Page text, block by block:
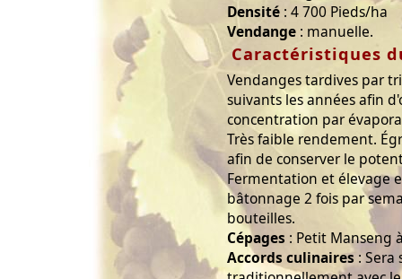
Densité : 4 700 Pieds/ha
Vendange : manuelle.
Caractéristiques
Vendanges tardives par
suivants les années afin
concentration par
Très faible rendement.
afin de conserver le
Fermentation et élevage
bâtonnage 2 fois par
bouteilles.
Cépages : Petit Manseng
Accords culinaires : Sera